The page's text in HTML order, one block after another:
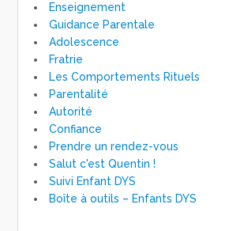
Enseignement
Guidance Parentale
Adolescence
Fratrie
Les Comportements Rituels
Parentalité
Autorité
Confiance
Prendre un rendez-vous
Salut c'est Quentin !
Suivi Enfant DYS
Boîte à outils – Enfants DYS